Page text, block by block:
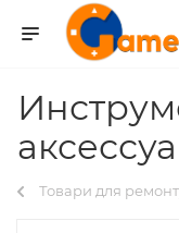
Товари для